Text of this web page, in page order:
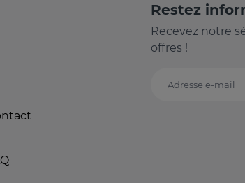
Restez
Recevez notre
offres !
Adresse e-mail